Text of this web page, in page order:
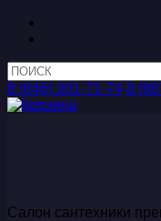
8 (846) 201-71-74 8
Салон сантехники